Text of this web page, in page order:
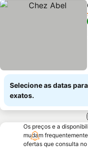
Selecione as datas
exatos.
Os preços e a
mudam
ofertas que consulta